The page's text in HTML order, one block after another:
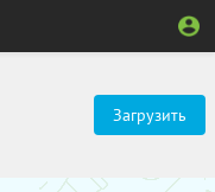
Загрузить